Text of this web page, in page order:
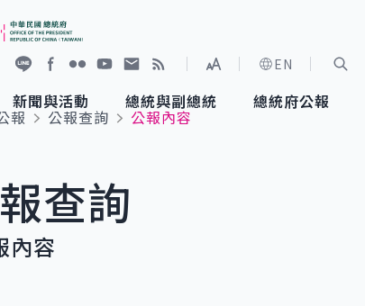
展開字級選單
EN
策委員會
新聞與活動 總統與副總統 總統府公報
報 公報查詢
公報內容
查詢
內容